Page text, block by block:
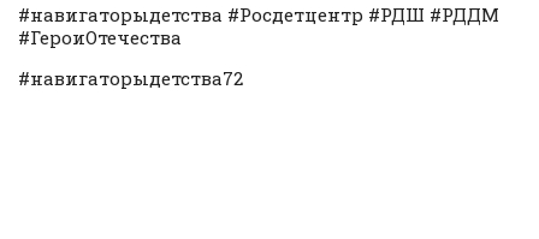
#навигаторыдетства #Росдетцентр #РДШ #РДДМ
#ГероиОтечества
#навигаторыдетства72